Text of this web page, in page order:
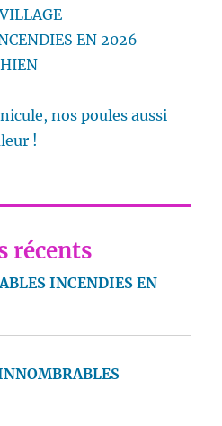
EN 2026
nos poules aussi
!
récents
INCENDIES EN